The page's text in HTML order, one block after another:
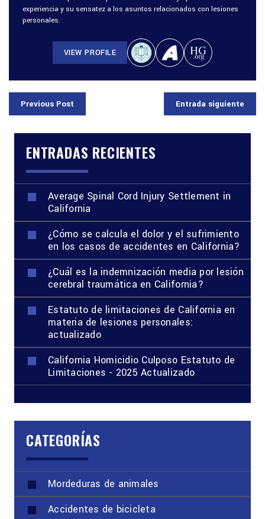
experiencia y su sensatez a los asuntos relacionados con lesiones
personales.
VIEW PROFILE
Previous Post Entrada siguiente
ENTRADAS RECIENTES
Average Spinal Cord Injury Settlement in
California
¿Cómo se calcula el dolor y el sufrimiento
en los casos de accidentes en California?
¿Cuál es la indemnización media por lesión
cerebral traumática en California?
Estatuto de limitaciones de California en
materia de lesiones personales:
actualizado
California Homicidio Culposo Estatuto de
Limitaciones - 2025 Actualizado
CATEGORÍAS
Mordeduras de animales
Accidentes de bicicleta